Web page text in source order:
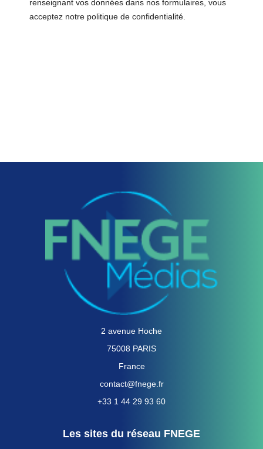
renseignant vos données dans nos formulaires, vous
acceptez notre politique de confidentialité.
2 avenue Hoche
75008 PARIS
France
contact@fnege.fr
+33 1 44 29 93 60
Les sites du réseau FNEGE